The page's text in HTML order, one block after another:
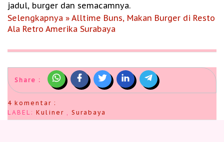
jadul, burger dan semacamnya.
Selengkapnya » Alltime Buns, Makan Burger di Resto
Ala Retro Amerika Surabaya
Share :
4 komentar :
LABEL: Kuliner , Surabaya